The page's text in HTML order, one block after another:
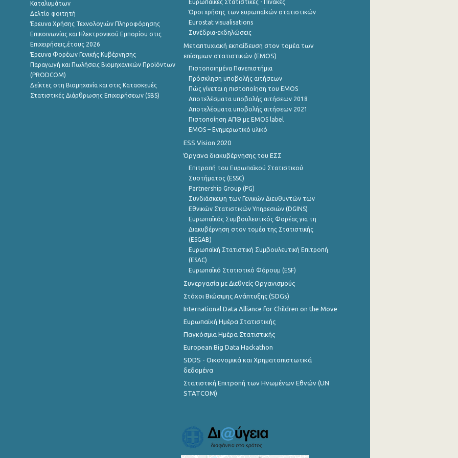
Καταλυμάτων
Δελτίο φοιτητή
Έρευνα Χρήσης Τεχνολογιών Πληροφόρησης
Επικοινωνίας και Ηλεκτρονικού Εμπορίου στις
Επιχειρήσεις,έτους 2026
Έρευνα Φορέων Γενικής Κυβέρνησης
Παραγωγή και Πωλήσεις Βιομηχανικών Προϊόντων
(PRODCOM)
Δείκτες στη Βιομηχανία και στις Κατασκευές
Στατιστικές Διάρθρωσης Επιχειρήσεων (SBS)
Ευρωπαϊκές Στατιστικές - Πίνακες
Όροι χρήσης των ευρωπαΪκών στατιστικών
Eurostat visualisations
Συνέδρια-εκδηλώσεις
Μεταπτυχιακή εκπαίδευση στον τομέα των
επίσημων στατιστικών (EMOS)
Πιστοποιημένα Πανεπιστήμια
Πρόσκληση υποβολής αιτήσεων
Πώς γίνεται η πιστοποίηση του EMOS
Αποτελέσματα υποβολής αιτήσεων 2018
Αποτελέσματα υποβολής αιτήσεων 2021
Πιστοποίηση ΑΠΘ με EMOS label
EMOS – Ενημερωτικό υλικό
ESS Vision 2020
Όργανα διακυβέρνησης του ΕΣΣ
Επιτροπή του Ευρωπαϊκού Στατιστικού
Συστήματος (ESSC)
Partnership Group (PG)
Συνδιάσκεψη των Γενικών Διευθυντών των
Εθνικών Στατιστικών Υπηρεσιών (DGINS)
Ευρωπαϊκός Συμβουλευτικός Φορέας για τη
Διακυβέρνηση στον τομέα της Στατιστικής
(ESGAB)
Ευρωπαϊκή Στατιστική Συμβουλευτική Επιτροπή
(ESAC)
Ευρωπαϊκό Στατιστικό Φόρουμ (ESF)
Συνεργασία με Διεθνείς Οργανισμούς
Στόχοι Βιώσιμης Ανάπτυξης (SDGs)
International Data Alliance for Children on the Move
Ευρωπαϊκή Ημέρα Στατιστικής
Παγκόσμια Ημέρα Στατιστικής
European Big Data Hackathon
SDDS - Οικονομικά και Χρηματοπιστωτικά
δεδομένα
Στατιστική Επιτροπή των Ηνωμένων Εθνών (UN
STATCOM)